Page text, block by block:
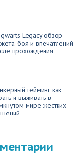
Legacy обзор
боя и впечатлений
прохождения
гейминг как
и выживать в
мире жестких